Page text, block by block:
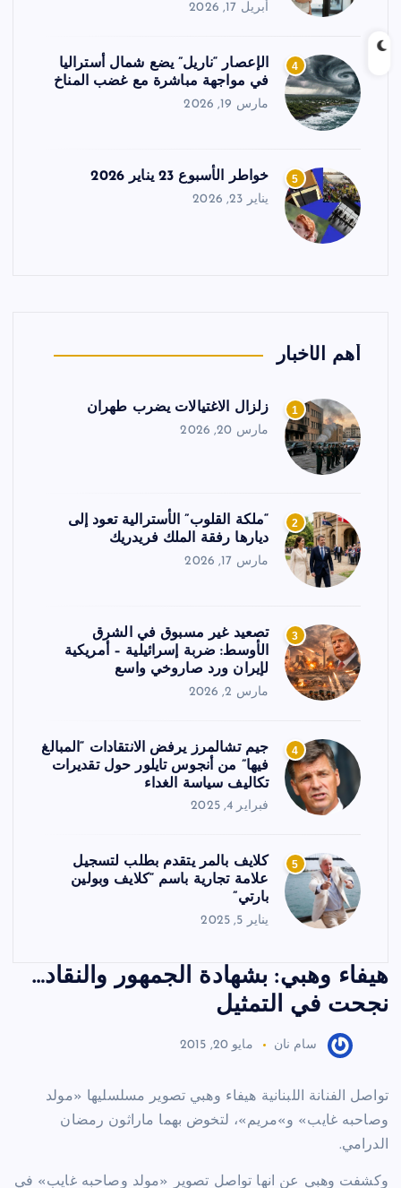
أبريل 17, 2026
4
الإعصار “ناريل” يضع شمال أستراليا
في مواجهة مباشرة مع غضب المناخ
مارس 19, 2026
5 خواطر الأسبوع 23 يناير 2026
يناير 23, 2026
أهم الأخبار
1 زلزال الاغتيالات يضرب طهران
مارس 20, 2026
2
“ملكة القلوب” الأسترالية تعود إلى
ديارها رفقة الملك فريدريك
مارس 17, 2026
3
تصعيد غير مسبوق في الشرق
الأوسط: ضربة إسرائيلية – أمريكية
لإيران ورد صاروخي واسع
مارس 2, 2026
4
جيم تشالمرز يرفض الانتقادات “المبالغ
فيها” من أنجوس تايلور حول تقديرات
تكاليف سياسة الغداء
فبراير 4, 2025
5
كلايف بالمر يتقدم بطلب لتسجيل
علامة تجارية باسم “كلايف وبولين
بارتي”
يناير 5, 2025
هيفاء وهبي: بشهادة الجمهور والنقاد…
نجحت في التمثيل
سام نان مايو 20, 2015
تواصل الفنانة اللبنانية هيفاء وهبي تصوير مسلسليها «مولد
وصاحبه غايب» و»مريم»، لتخوض بهما ماراثون رمضان
الدرامي.
وكشفت وهبي عن انها تواصل تصوير «مولد وصاحبه غايب» في